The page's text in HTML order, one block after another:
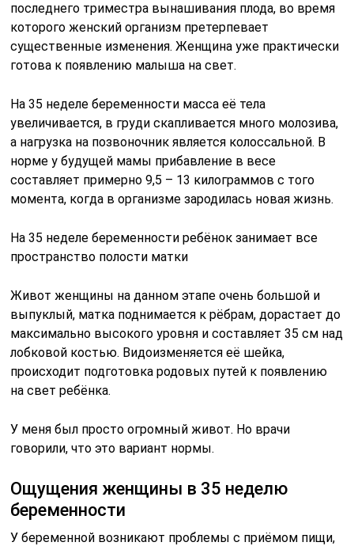
последнего триместра вынашивания плода, во время
которого женский организм претерпевает
существенные изменения. Женщина уже практически
готова к появлению малыша на свет.
На 35 неделе беременности масса её тела
увеличивается, в груди скапливается много молозива,
а нагрузка на позвоночник является колоссальной. В
норме у будущей мамы прибавление в весе
составляет примерно 9,5 – 13 килограммов с того
момента, когда в организме зародилась новая жизнь.
На 35 неделе беременности ребёнок занимает все
пространство полости матки
Живот женщины на данном этапе очень большой и
выпуклый, матка поднимается к рёбрам, дорастает до
максимально высокого уровня и составляет 35 см над
лобковой костью. Видоизменяется её шейка,
происходит подготовка родовых путей к появлению
на свет ребёнка.
У меня был просто огромный живот. Но врачи
говорили, что это вариант нормы.
Ощущения женщины в 35 неделю
беременности
У беременной возникают проблемы с приёмом пищи,